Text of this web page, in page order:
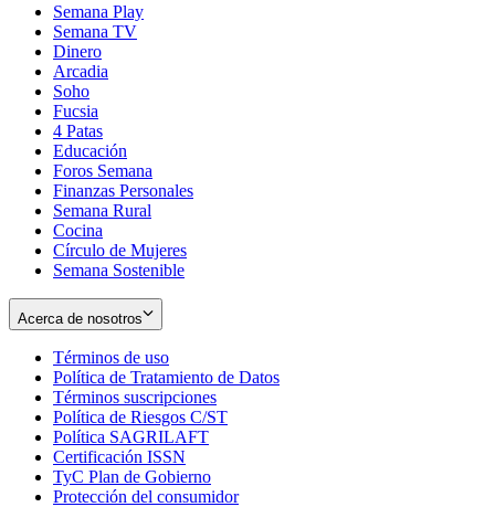
Semana Play
Semana TV
Dinero
Arcadia
Soho
in
new
window
Fucsia
in
new
window
4 Patas
Educación
Foros Semana
Finanzas Personales
Semana Rural
Cocina
Círculo de Mujeres
Semana Sostenible
Acerca de nosotros
Términos de uso
in
new
window
Política de Tratamiento de Datos
Términos suscripciones
in
Política de Riesgos C/ST
Política SAGRILAFT
new
window
Certificación ISSN
in
new
TyC Plan de Gobierno
in
Protección del consumidorOpens